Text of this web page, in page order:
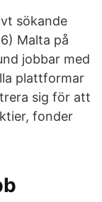
sökande
Malta på
jobbar med
plattformar
sig för att
fonder